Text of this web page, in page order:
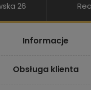
26
Informacje
Obsługa klienta